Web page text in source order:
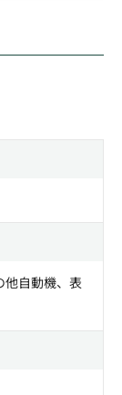
他自動機、表